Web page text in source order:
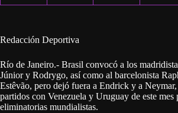
Redacción Deportiva
Río de Janeiro.- Brasil convocó a los
Júnior y Rodrygo, así como al barcelonista
Estêvão, pero dejó fuera a Endrick y a
partidos con Venezuela y Uruguay de este mes
eliminatorias mundialistas.